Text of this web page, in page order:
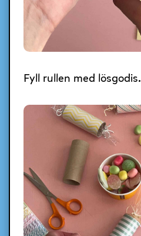
Fyll rullen med lösgodis.